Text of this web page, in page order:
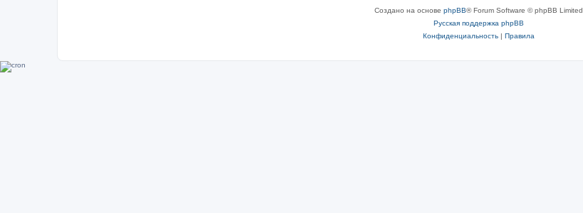
Создано на основе phpBB® Forum Software © phpBB Limited
Русская поддержка phpBB
Конфиденциальность| Правила